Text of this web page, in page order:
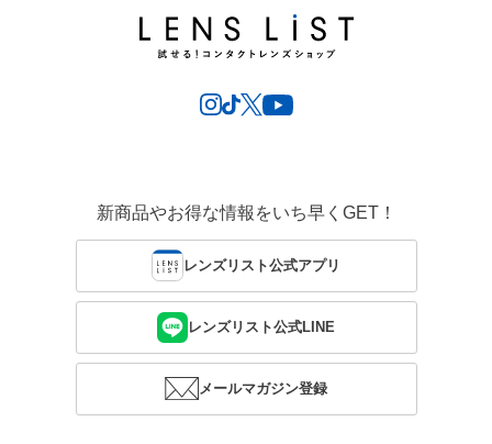
新商品やお得な情報をいち早くGET！
レンズリスト公式アプリ
レンズリスト公式LINE
メールマガジン登録